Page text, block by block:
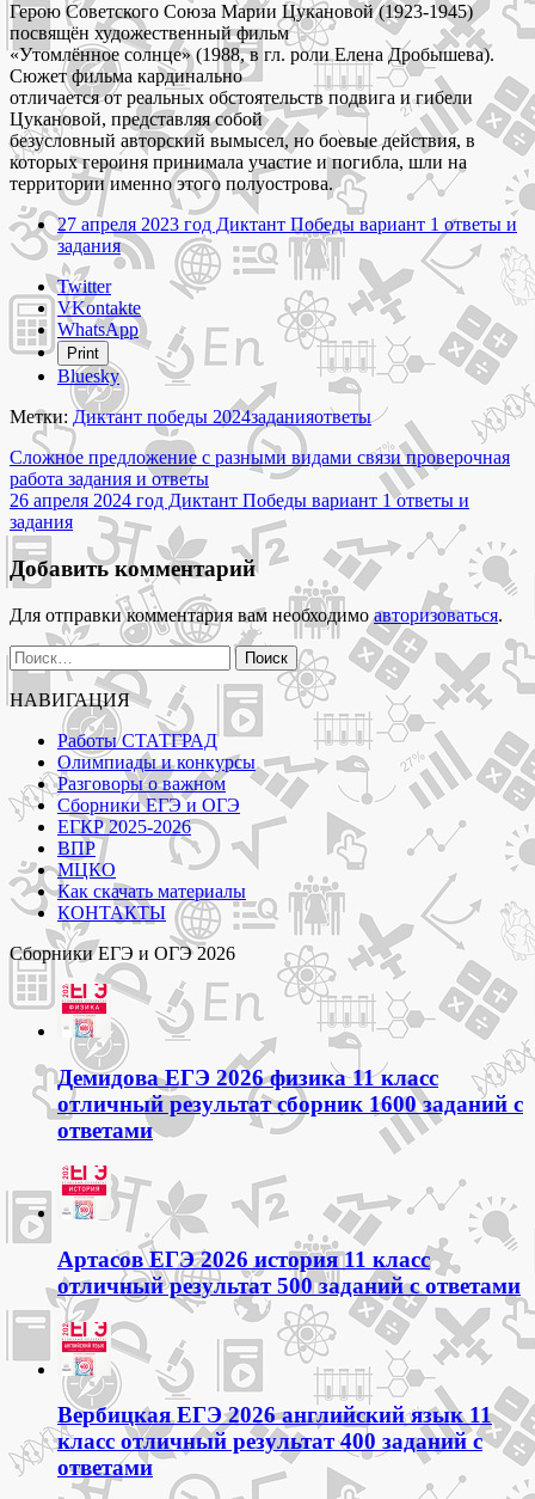
Герою Советского Союза Марии Цукановой (1923-1945)
посвящён художественный фильм
«Утомлённое солнце» (1988, в гл. роли Елена Дробышева).
Сюжет фильма кардинально
отличается от реальных обстоятельств подвига и гибели
Цукановой, представляя собой
безусловный авторский вымысел, но боевые действия, в
которых героиня принимала участие и погибла, шли на
территории именно этого полуострова.
27 апреля 2023 год Диктант Победы вариант 1 ответы и
задания
Share
the
post
"Ответы
задания
для
варианта
Диктант
Победы
26
апреля
2024
год"
Twitter
VKontakte
WhatsApp
Print
Bluesky
Метки: Диктант победы 2024заданияответы
Навигация
по
записям
Сложное предложение с разными видами связи проверочная
работа задания и ответы
26 апреля 2024 год Диктант Победы вариант 1 ответы и
задания
Добавить комментарий
Для отправки комментария вам необходимоавторизоваться.
Найти:
НАВИГАЦИЯ
Работы СТАТГРАД
Олимпиады и конкурсы
Разговоры о важном
Сборники ЕГЭ и ОГЭ
ЕГКР 2025-2026
ВПР
МЦКО
Как скачать материалы
КОНТАКТЫ
Сборники ЕГЭ и ОГЭ 2026
Демидова ЕГЭ 2026 физика 11 класс
отличный результат сборник 1600 заданий с
ответами
Артасов ЕГЭ 2026 история 11 класс
отличный результат 500 заданий с ответами
Вербицкая ЕГЭ 2026 английский язык 11
класс отличный результат 400 заданий с
ответами